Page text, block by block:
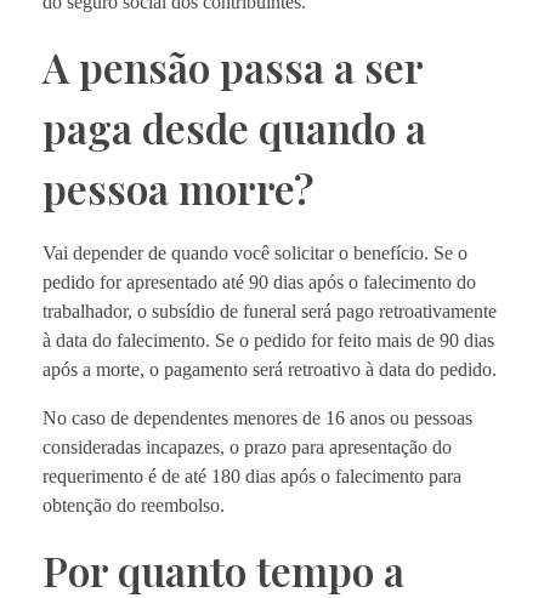
A pensão passa a ser
paga desde quando a
pessoa morre?
Vai depender de quando você solicitar o benefício. Se o
pedido for apresentado até 90 dias após o falecimento do
trabalhador, o subsídio de funeral será pago retroativamente
à data do falecimento. Se o pedido for feito mais de 90 dias
após a morte, o pagamento será retroativo à data do pedido.
No caso de dependentes menores de 16 anos ou pessoas
consideradas incapazes, o prazo para apresentação do
requerimento é de até 180 dias após o falecimento para
obtenção do reembolso.
Por quanto tempo a